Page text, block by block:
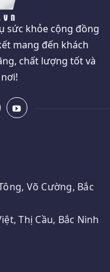
sức khỏe cộng đồng
mang đến khách
chất lượng tốt và
Võ Cường, Bắc
Thị Cầu, Bắc Ninh